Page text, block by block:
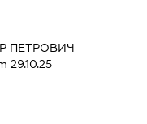
ПЕТРОВИЧ -
29.10.25